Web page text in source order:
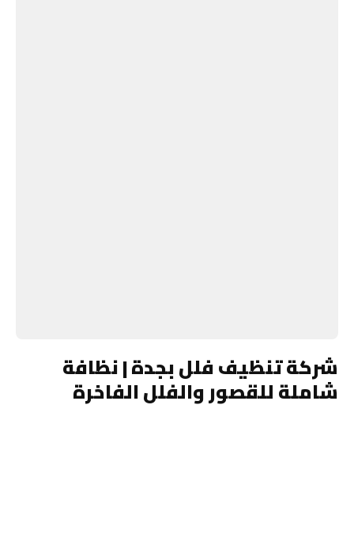
شركة تنظيف فلل بجدة | نظافة
شاملة للقصور والفلل الفاخرة